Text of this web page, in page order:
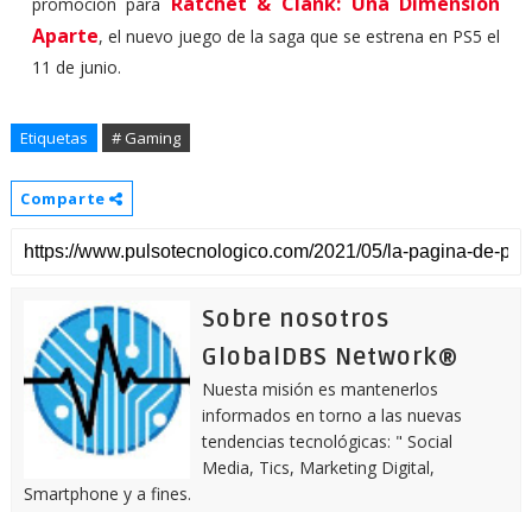
Aparte, el nuevo juego de la saga que se estrena en PS5 el
11 de junio.
Etiquetas # Gaming
Comparte
Sobre nosotros
GlobalDBS Network®
Nuesta misión es mantenerlos
informados en torno a las nuevas
tendencias tecnológicas: " Social
Media, Tics, Marketing Digital,
Smartphone y a fines.